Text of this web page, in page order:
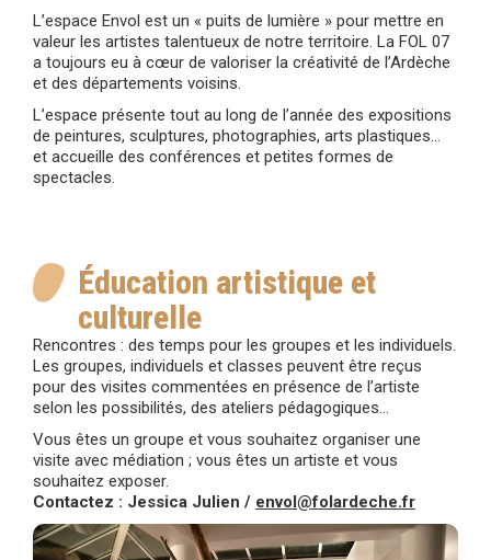
L’espace Envol est un « puits de lumière » pour mettre en
valeur les artistes talentueux de notre territoire. La FOL 07
a toujours eu à cœur de valoriser la créativité de l’Ardèche
et des départements voisins.
L’espace présente tout au long de l’année des expositions
de peintures, sculptures, photographies, arts plastiques…
et accueille des conférences et petites formes de
spectacles.
Éducation artistique et
culturelle
Rencontres : des temps pour les groupes et les individuels.
Les groupes, individuels et classes peuvent être reçus
pour des visites commentées en présence de l’artiste
selon les possibilités, des ateliers pédagogiques…
Vous êtes un groupe et vous souhaitez organiser une
visite avec médiation ; vous êtes un artiste et vous
souhaitez exposer.
Contactez : Jessica Julien / envol@folardeche.fr